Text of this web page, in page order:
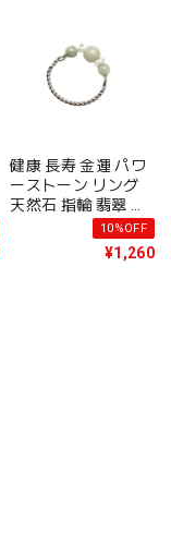
サリー
健康 長寿 金運 パワ
ーストーン リング
天然石 指輪 翡翠 水
晶 天然石 クリスタ
ル レディース 開運
厄除け 幸運 おしゃ
10%OFF
¥1,260